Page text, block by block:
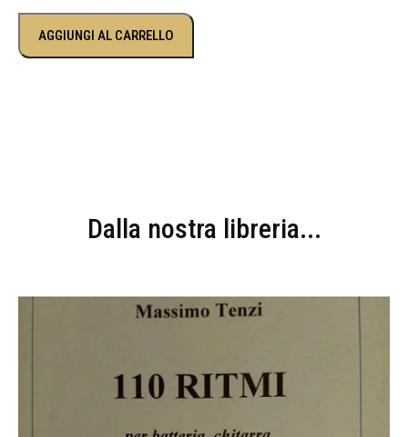
AGGIUNGI AL CARRELLO
Dalla nostra libreria...